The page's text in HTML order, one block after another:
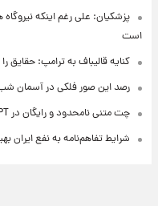
پزشکیان: علی رغم اینکه
است
کنایه قالیباف به ترامپ: حقایق
رصد این صور فلکی در آسمان
چت متنی نامحدود و رایگان در ChatGPT
شرایط تفاهم‌نامه به نفع ایران